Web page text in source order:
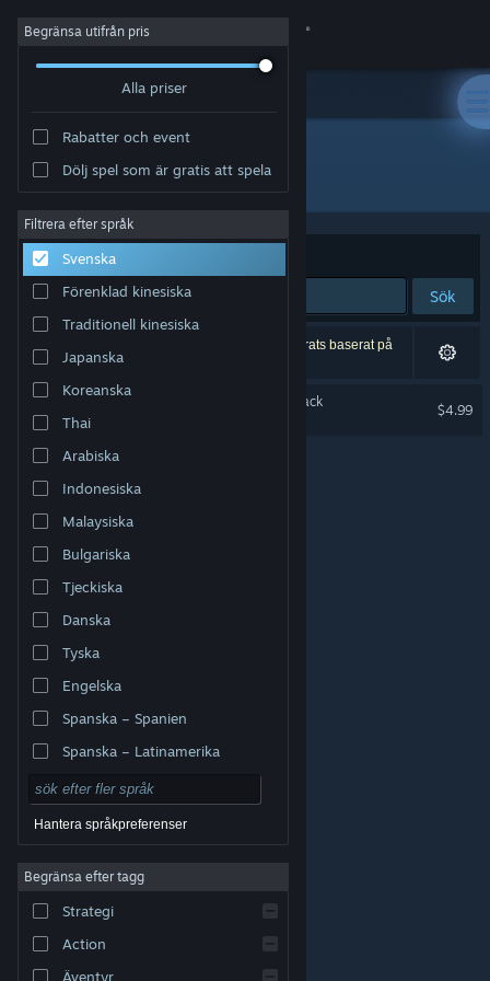
Logga in
Om
Support
Byt språk
Skaffa Steams mobilapp
Se skrivbordswebbplats
varumärken tillhör respektive ägare i USA och andra
Tillgänglighet
Återbetalningar|
Begränsa utifrån pris
Alla priser
Rabatter och event
Dölj spel som är gratis att spela
Filtrera efter språk
Svenska
Förenklad kinesiska
Traditionell kinesiska
Japanska
Koreanska
Thai
Arabiska
Indonesiska
Malaysiska
Bulgariska
Tjeckiska
Danska
Tyska
Engelska
Spanska – Spanien
Spanska – Latinamerika
Hantera språkpreferenser
Begränsa efter tagg
Strategi
Action
Äventyr
Utvecklare: Vega Horizon Studio
Sortera efter Relevans
Sök
1 träff matchade din sökning. 2 titlar har exkluderats baserat på
dina preferenser.
Steelborn Original Soundtrack
$4.99